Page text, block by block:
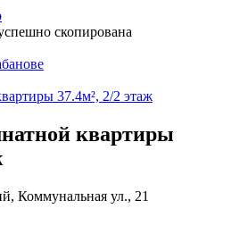
скопирована
37.4м², 2/2 этаж
квартиры
Коммунальная ул., 21